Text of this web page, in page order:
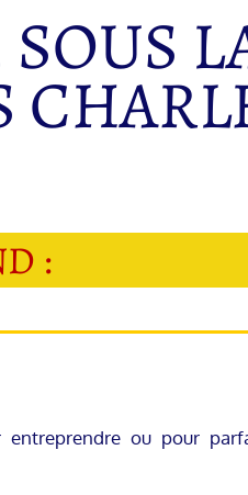
SOUS
:
ou pour